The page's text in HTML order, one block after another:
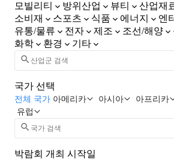
모빌리티
방위산업 뷰티 산업재
소비재
스포츠 식품 에너지
엔
유통/물류
전자 제조 조선/해양
화학
환경 기타
국가 선택
전체 국가 아메리카 아시아 아프리카
유럽
박람회 개최 시작일